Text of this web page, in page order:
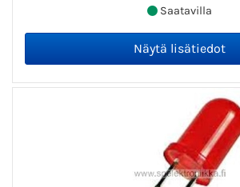
Saatavilla